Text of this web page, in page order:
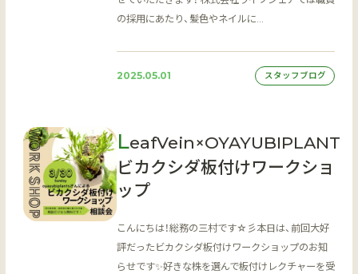
の採用にあたり、髪色やネイルに…
2025.05.01 スタッフブログ
LeafVein×OYAYUBIPLANT
ビカクシダ板付けワークショ
ップ
こんにちは！総務の三村です☆彡本日は、前回大好
評だったビカクシダ板付けワークショップのお知
らせです✨好きな株を選んで板付けレクチャーを受